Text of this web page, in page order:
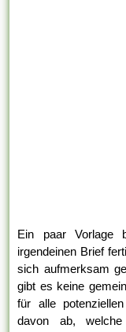
Ein paar Vorlage
irgendeinen Brief
sich aufmerksam
gibt es keine
für alle
davon ab,